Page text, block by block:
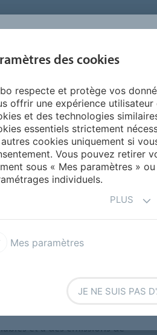
SUR NOUS PRODUITS
pour revêtement de sol en linoléum
rapide avec un tack
carreaux, bandes,
support nivelé. Convient
très favorable
légères. Grâce à
également adapté aux
grâce à
et à des émissions de
des cookies
respecte et protège vos
offrir une expérience
et des technologies
essentiels strictement
cookies uniquement si
Vous pouvez retirer
sous « Mes paramètres »
individuels.
PLUS
Mes paramètres
JE NE SUIS PAS